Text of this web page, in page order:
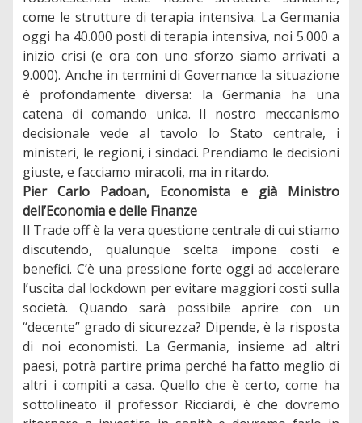
come le strutture di terapia intensiva. La Germania
oggi ha 40.000 posti di terapia intensiva, noi 5.000 a
inizio crisi (e ora con uno sforzo siamo arrivati a
9.000). Anche in termini di Governance la situazione
è profondamente diversa: la Germania ha una
catena di comando unica. Il nostro meccanismo
decisionale vede al tavolo lo Stato centrale, i
ministeri, le regioni, i sindaci. Prendiamo le decisioni
giuste, e facciamo miracoli, ma in ritardo.
Pier Carlo Padoan, Economista e già Ministro
dell’Economia e delle Finanze
Il Trade off è la vera questione centrale di cui stiamo
discutendo, qualunque scelta impone costi e
benefici. C’è una pressione forte oggi ad accelerare
l’uscita dal lockdown per evitare maggiori costi sulla
società. Quando sarà possibile aprire con un
“decente” grado di sicurezza? Dipende, è la risposta
di noi economisti. La Germania, insieme ad altri
paesi, potrà partire prima perché ha fatto meglio di
altri i compiti a casa. Quello che è certo, come ha
sottolineato il professor Ricciardi, è che dovremo